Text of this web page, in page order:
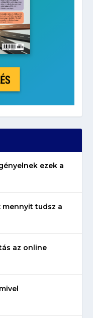
ezek a
mennyit tudsz a
az online